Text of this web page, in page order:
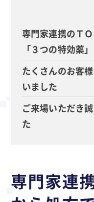
専門家連携のＴ
「３つの特効薬」
たくさんのお客
いました
ご来場いただき
た
専門家連